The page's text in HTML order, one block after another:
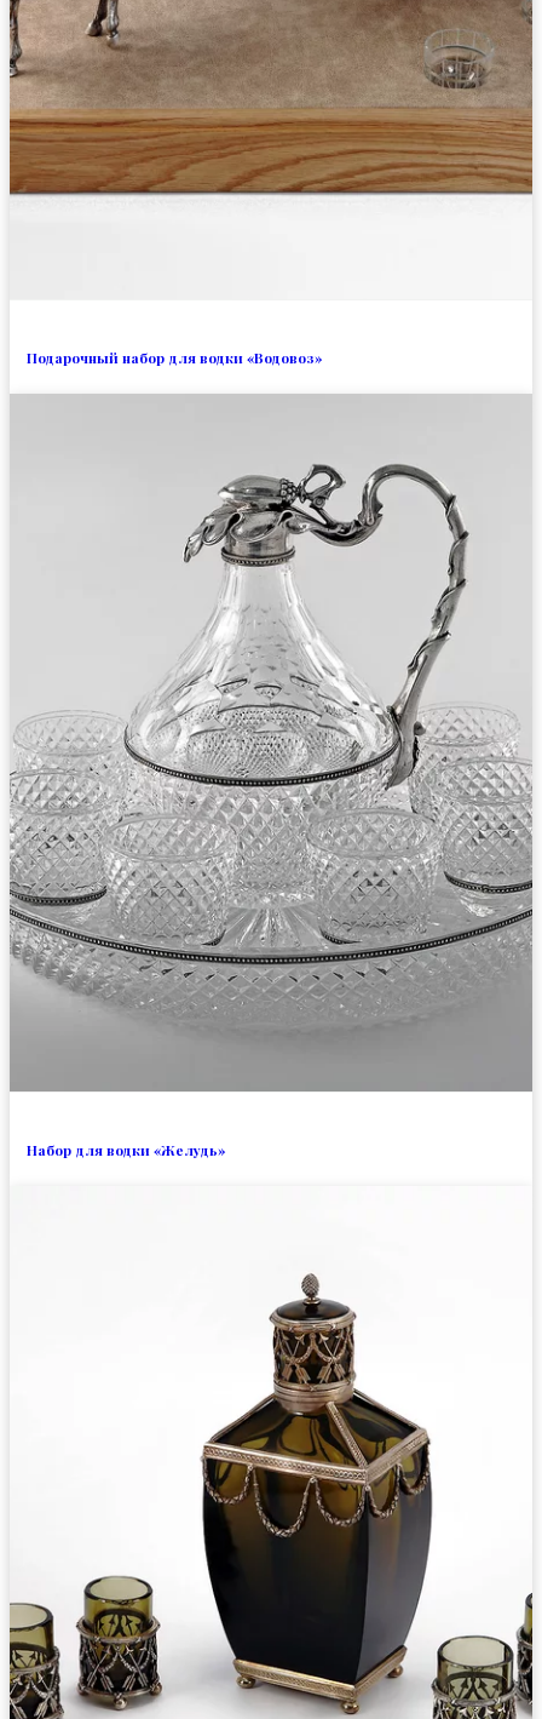
Подарочный набор для водки «Водовоз»
Набор для водки «Желудь»